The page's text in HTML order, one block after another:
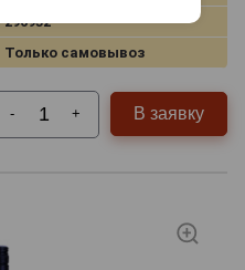
296952
Только самовывоз
- + В заявку